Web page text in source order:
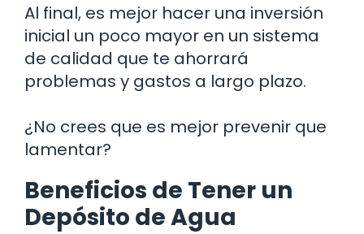
Al final, es mejor hacer una inversión
inicial un poco mayor en un sistema
de calidad que te ahorrará
problemas y gastos a largo plazo.
¿No crees que es mejor prevenir que
lamentar?
Beneficios de Tener un
Depósito de Agua